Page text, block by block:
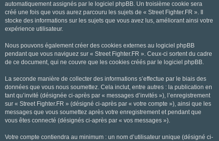
automatiquement assignés par le logiciel phpBB. Un troisième cookie sera
créé une fois que vous aurez parcouru les sujets de « Street Fighter.FR ». Il
stocke des informations sur les sujets que vous avez lus, améliorant ainsi votre
expérience utilisateur.
Nous pouvons également créer des cookies externes au logiciel phpBB
pendant que vous naviguez sur « Street Fighter.FR ». Ceux-ci sortent du cadre
de ce document, qui ne couvre que les cookies créés par le logiciel phpBB.
La seconde manière de collecter des informations s’effectue par le biais des
données que vous nous soumettez. Cela inclut, entre autres : la publication en
tant qu’invité (désignée ci-après par « messages d’invités »), l’enregistrement
sur « Street Fighter.FR » (désigné ci-après par « votre compte »), ainsi que les
messages que vous soumettez après votre enregistrement et pendant que
vous êtes connecté (désignés ci-après par « vos messages »).
Votre compte contiendra au minimum : un nom d’utilisateur unique (désigné ci-